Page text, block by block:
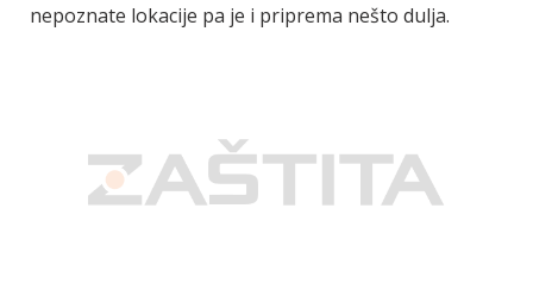
nepoznate lokacije pa je i priprema nešto dulja.